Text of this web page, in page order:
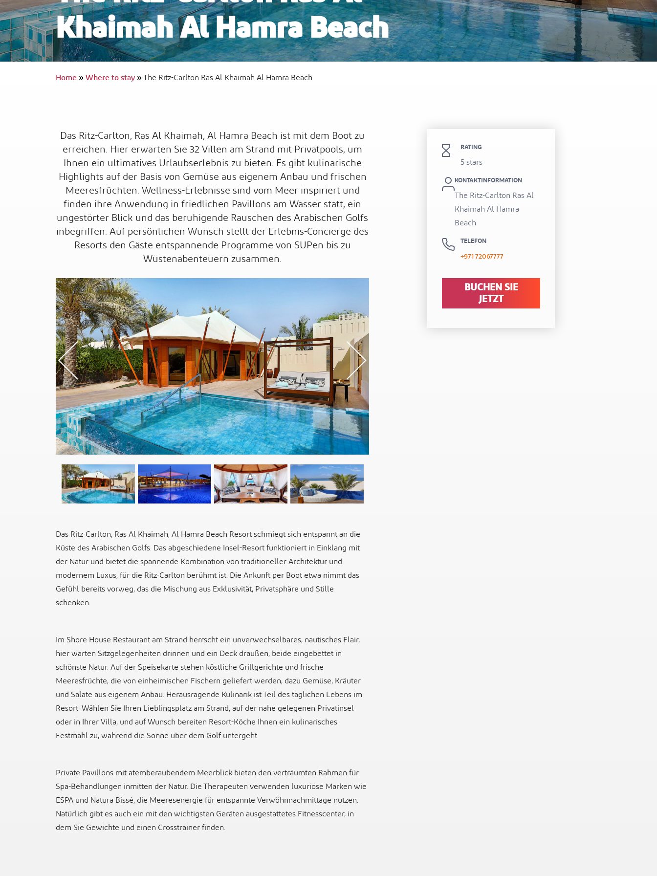
InterContinental Ras Al Khaimah Resort
and Spa
Waldorf Astoria Ras Al Khaimah Sofitel Al Hamra Beach Resort
Barrierefreies Reisen
Khaimah Al Hamra Beach
Home»Where to stay»The Ritz-Carlton Ras Al Khaimah Al Hamra Beach
Das Ritz-Carlton, Ras Al Khaimah, Al Hamra Beach ist mit dem Boot zu
erreichen. Hier erwarten Sie 32 Villen am Strand mit Privatpools, um
Ihnen ein ultimatives Urlaubserlebnis zu bieten. Es gibt kulinarische
Highlights auf der Basis von Gemüse aus eigenem Anbau und frischen
Meeresfrüchten. Wellness-Erlebnisse sind vom Meer inspiriert und
finden ihre Anwendung in friedlichen Pavillons am Wasser statt, ein
ungestörter Blick und das beruhigende Rauschen des Arabischen Golfs
inbegriffen. Auf persönlichen Wunsch stellt der Erlebnis-Concierge des
Resorts den Gäste entspannende Programme von SUPen bis zu
Wüstenabenteuern zusammen.
Previous Next
Das Ritz-Carlton, Ras Al Khaimah, Al Hamra Beach Resort schmiegt sich entspannt an die
Küste des Arabischen Golfs. Das abgeschiedene Insel-Resort funktioniert in Einklang mit
der Natur und bietet die spannende Kombination von traditioneller Architektur und
modernem Luxus, für die Ritz-Carlton berühmt ist. Die Ankunft per Boot etwa nimmt das
Gefühl bereits vorweg, das die Mischung aus Exklusivität, Privatsphäre und Stille
schenken.
Im Shore House Restaurant am Strand herrscht ein unverwechselbares, nautisches Flair,
hier warten Sitzgelegenheiten drinnen und ein Deck draußen, beide eingebettet in
schönste Natur. Auf der Speisekarte stehen köstliche Grillgerichte und frische
Meeresfrüchte, die von einheimischen Fischern geliefert werden, dazu Gemüse, Kräuter
und Salate aus eigenem Anbau. Herausragende Kulinarik ist Teil des täglichen Lebens im
Resort. Wählen Sie Ihren Lieblingsplatz am Strand, auf der nahe gelegenen Privatinsel
oder in Ihrer Villa, und auf Wunsch bereiten Resort-Köche Ihnen ein kulinarisches
Festmahl zu, während die Sonne über dem Golf untergeht.
Private Pavillons mit atemberaubendem Meerblick bieten den verträumten Rahmen für
Spa-Behandlungen inmitten der Natur. Die Therapeuten verwenden luxuriöse Marken wie
ESPA und Natura Bissé, die Meeresenergie für entspannte Verwöhnnachmittage nutzen.
Natürlich gibt es auch ein mit den wichtigsten Geräten ausgestattetes Fitnesscenter, in
dem Sie Gewichte und einen Crosstrainer finden.
RATING
5 stars
KONTAKTINFORMATION
The Ritz-Carlton Ras Al
Khaimah Al Hamra
Beach
TELEFON
+971 72067777
BUCHEN SIE
JETZT